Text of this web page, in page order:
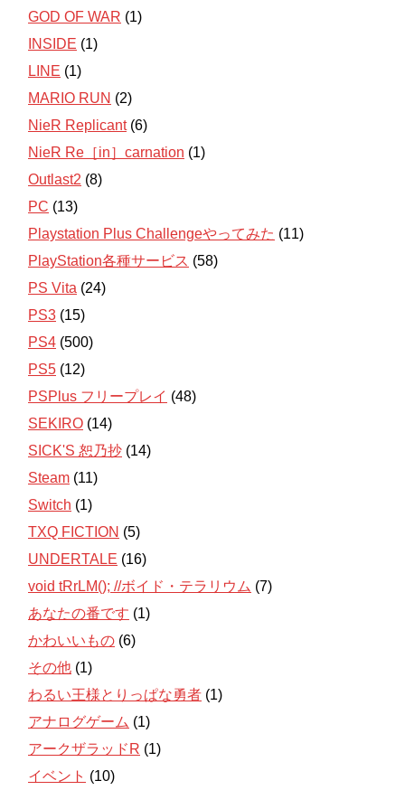
GOD OF WAR (1)
INSIDE (1)
LINE (1)
MARIO RUN (2)
NieR Replicant(6)
NieR Re［in］carnation (1)
Outlast2 (8)
PC (13)
Playstation Plus Challengeやってみた (11)
PlayStation各種サービス (58)
PS Vita (24)
PS3 (15)
PS4 (500)
PS5 (12)
PSPlus フリープレイ (48)
SEKIRO (14)
SICK'S 恕乃抄 (14)
Steam (11)
Switch (1)
TXQ FICTION (5)
UNDERTALE (16)
void tRrLM(); //ボイド・テラリウム (7)
あなたの番です (1)
かわいいもの (6)
その他 (1)
わるい王様とりっぱな勇者 (1)
アナログゲーム (1)
アークザラッドR (1)
イベント (10)